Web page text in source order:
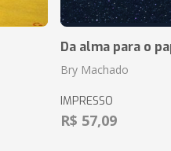
Da alma para o
Bry Machado
IMPRESSO
R$ 57,09